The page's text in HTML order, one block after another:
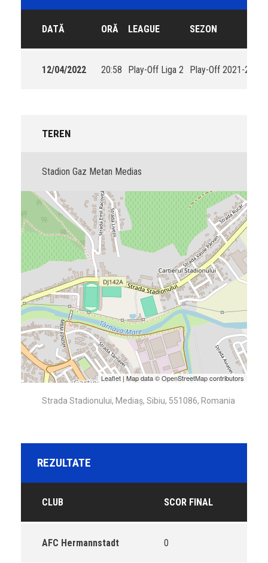
DATĂ ORĂ LEAGUE SEZON
12/04/2022 20:58 Play-Off Liga 2 Play-Off 2021-2022
TEREN
Stadion Gaz Metan Medias
Leaflet | Map data ©OpenStreetMapcontributors
Strada Stadionului, Mediaș, Sibiu, 551086, Romania
REZULTATE
CLUB SCOR FINAL
AFC Hermannstadt 0